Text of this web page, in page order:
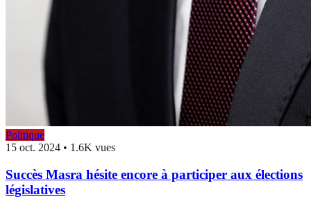
Politique
15 oct. 2024 • 1.6K vues
Succès Masra hésite encore à participer aux élections
législatives